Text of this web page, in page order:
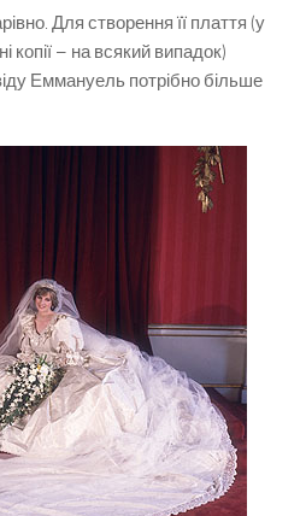
Для створення її плаття (у
копії – на всякий випадок)
Еммануель потрібно більше